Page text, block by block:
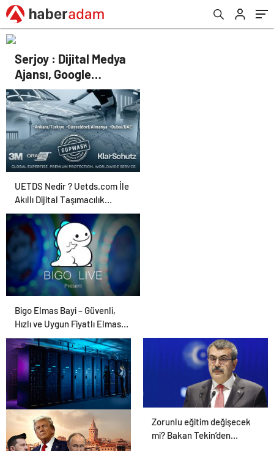
Serjoy : Dijital Medya
Ajansı, Google
Reklam Ajansı, SEO
Ajansı ve Web
Tasarım Ajansı
UETDS Nedir ? Uetds.com İle
Akıllı Dijital Taşımacılık
Yazılımı
Bigo Elmas Bayi – Güvenli,
Hızlı ve Uygun Fiyatlı Elmas
Satın Almanın Yeni Adresi
Datahost İle Güvenilir
Sunucu Hizmetleri
Zorunlu eğitim değişecek
mi? Bakan Tekin’den